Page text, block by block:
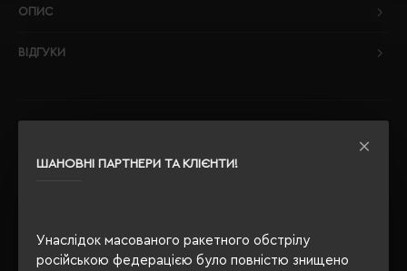
ШАНОВНІ ПАРТНЕРИ ТА КЛІЄНТИ!
Унаслідок масованого ракетного обстрілу
російською федерацією було повністю знищено
ОПИС
ВІДГУКИ